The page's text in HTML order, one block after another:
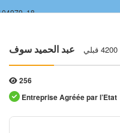
18
عبد الحميد سوف
256
Entreprise Agréée par l’Etat